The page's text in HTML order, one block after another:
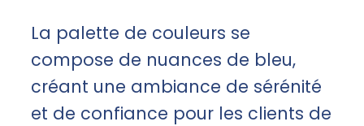
La palette de couleurs se
compose de nuances de bleu,
créant une ambiance de sérénité
et de confiance pour les clients de